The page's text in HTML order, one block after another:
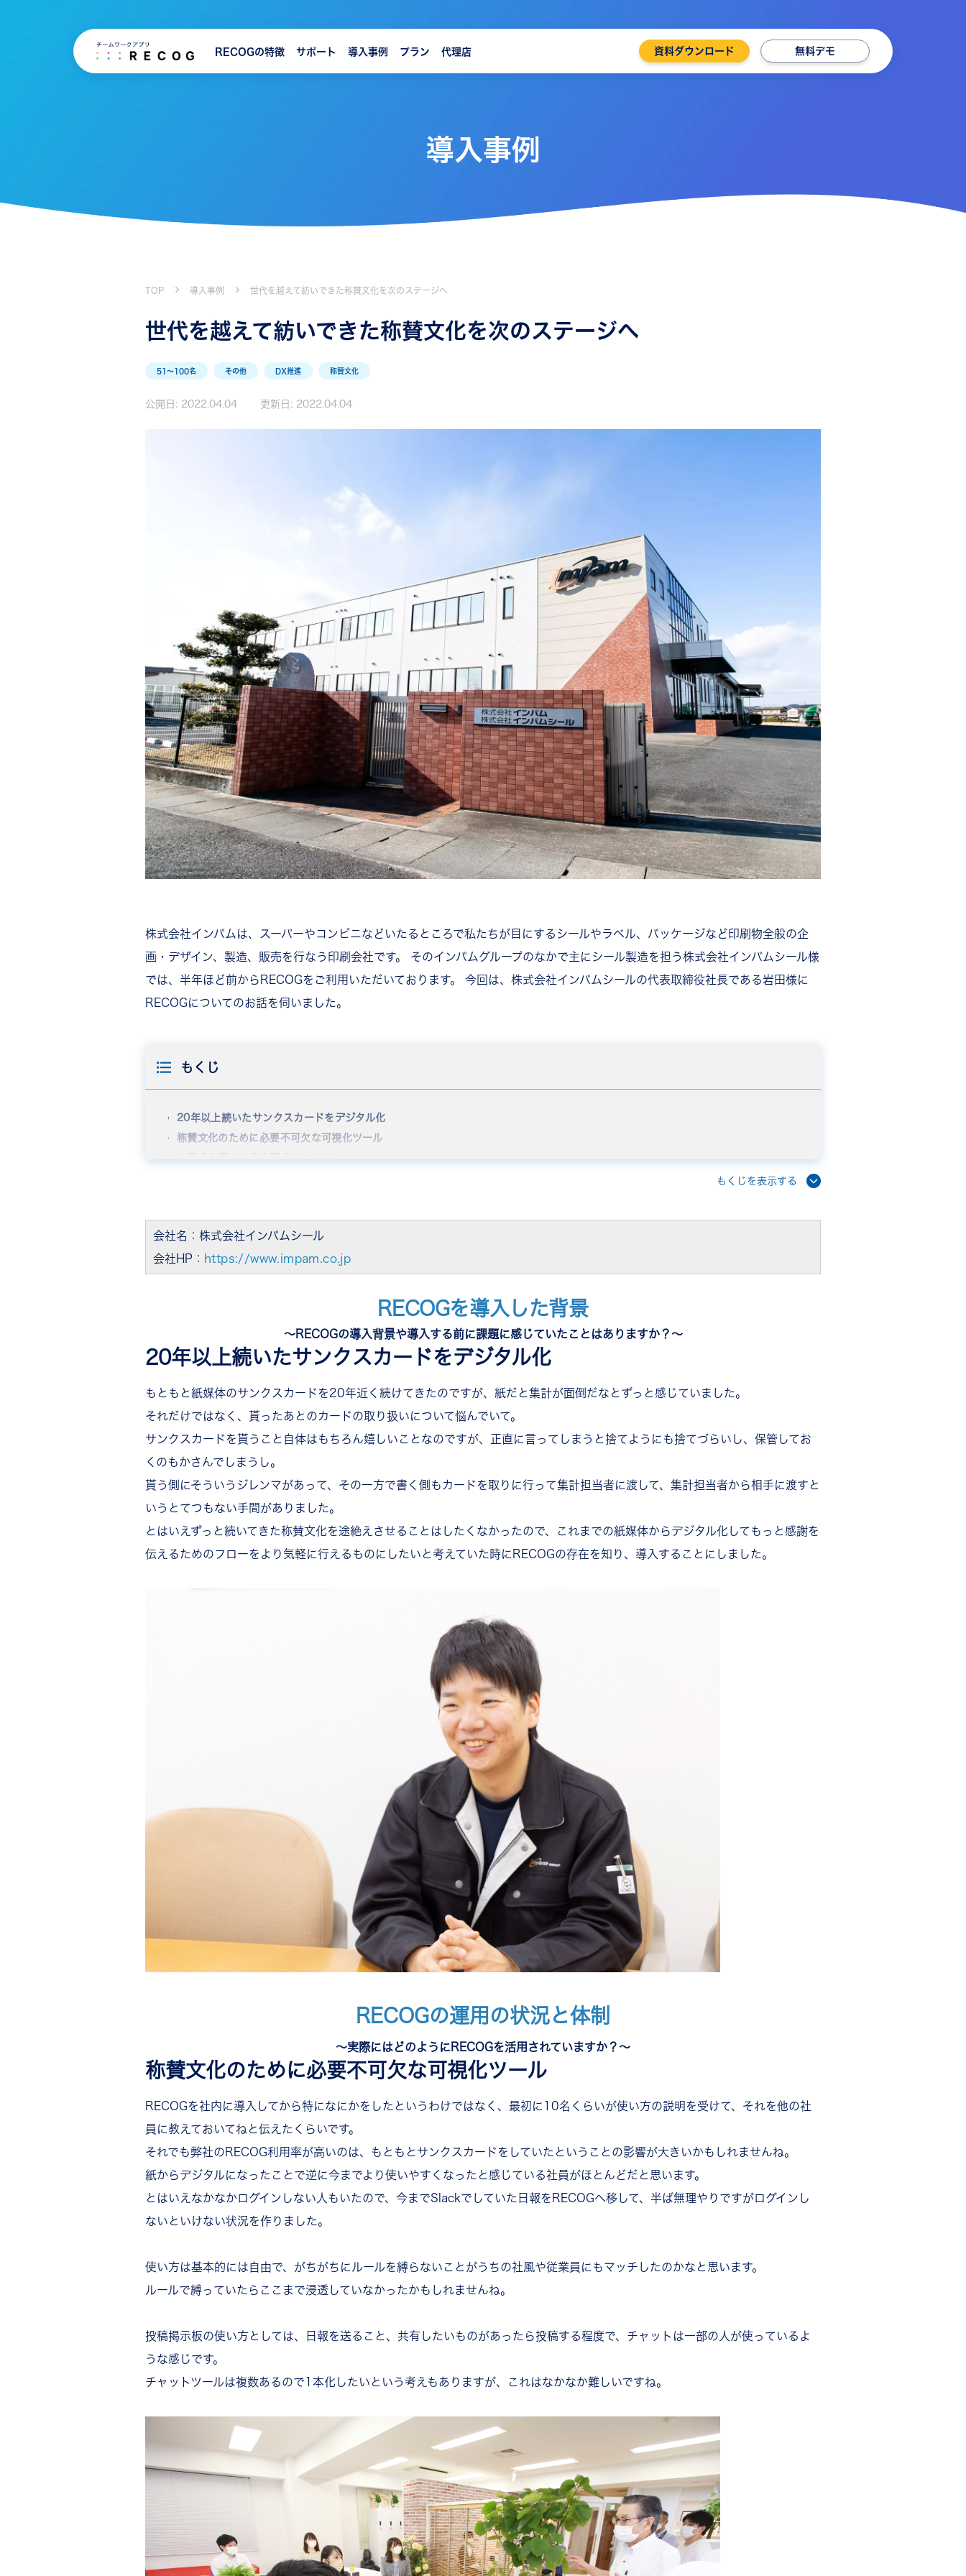
RECOGの特徴 サポート 導入事例 プラン 代理店 資料ダウンロード 無料デモ
導入事例
TOP 導入事例 世代を越えて紡いできた称賛文化を次のステージへ
世代を越えて紡いできた称賛文化を次のステージへ
51〜100名 その他 DX推進 称賛文化
公開日: 2022.04.04 更新日: 2022.04.04
株式会社インパムは、スーパーやコンビニなどいたるところで私たちが目にするシールやラベル、パッケージなど印刷物全般の企
画・デザイン、製造、販売を行なう印刷会社です。 そのインパムグループのなかで主にシール製造を担う株式会社インパムシール様
では、半年ほど前からRECOGをご利用いただいております。 今回は、株式会社インパムシールの代表取締役社長である岩田様に
RECOGについてのお話を伺いました。
もくじ
20年以上続いたサンクスカードをデジタル化
称賛文化のために必要不可欠な可視化ツール
もくじを表示する
会社名：株式会社インパムシール
会社HP： https://www.impam.co.jp
RECOGを導入した背景
〜RECOGの導入背景や導入する前に課題に感じていたことはありますか？〜
20年以上続いたサンクスカードをデジタル化
もともと紙媒体のサンクスカードを20年近く続けてきたのですが、紙だと集計が面倒だなとずっと感じていました。
それだけではなく、貰ったあとのカードの取り扱いについて悩んでいて。
サンクスカードを貰うこと自体はもちろん嬉しいことなのですが、正直に言ってしまうと捨てようにも捨てづらいし、保管してお
くのもかさんでしまうし。
貰う側にそういうジレンマがあって、その一方で書く側もカードを取りに行って集計担当者に渡して、集計担当者から相手に渡すと
いうとてつもない手間がありました。
とはいえずっと続いてきた称賛文化を途絶えさせることはしたくなかったので、これまでの紙媒体からデジタル化してもっと感謝を
伝えるためのフローをより気軽に行えるものにしたいと考えていた時にRECOGの存在を知り、導入することにしました。
RECOGの運用の状況と体制
〜実際にはどのようにRECOGを活用されていますか？〜
称賛文化のために必要不可欠な可視化ツール
RECOGを社内に導入してから特になにかをしたというわけではなく、最初に10名くらいが使い方の説明を受けて、それを他の社
員に教えておいてねと伝えたくらいです。
それでも弊社のRECOG利用率が高いのは、もともとサンクスカードをしていたということの影響が大きいかもしれませんね。
紙からデジタルになったことで逆に今までより使いやすくなったと感じている社員がほとんどだと思います。
とはいえなかなかログインしない人もいたので、今までSlackでしていた日報をRECOGへ移して、半ば無理やりですがログインし
ないといけない状況を作りました。
使い方は基本的には自由で、がちがちにルールを縛らないことがうちの社風や従業員にもマッチしたのかなと思います。
ルールで縛っていたらここまで浸透していなかったかもしれませんね。
投稿掲示板の使い方としては、日報を送ること、共有したいものがあったら投稿する程度で、チャットは一部の人が使っているよ
うな感じです。
チャットツールは複数あるので1本化したいという考えもありますが、これはなかなか難しいですね。